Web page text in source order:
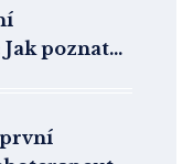
poznat
první